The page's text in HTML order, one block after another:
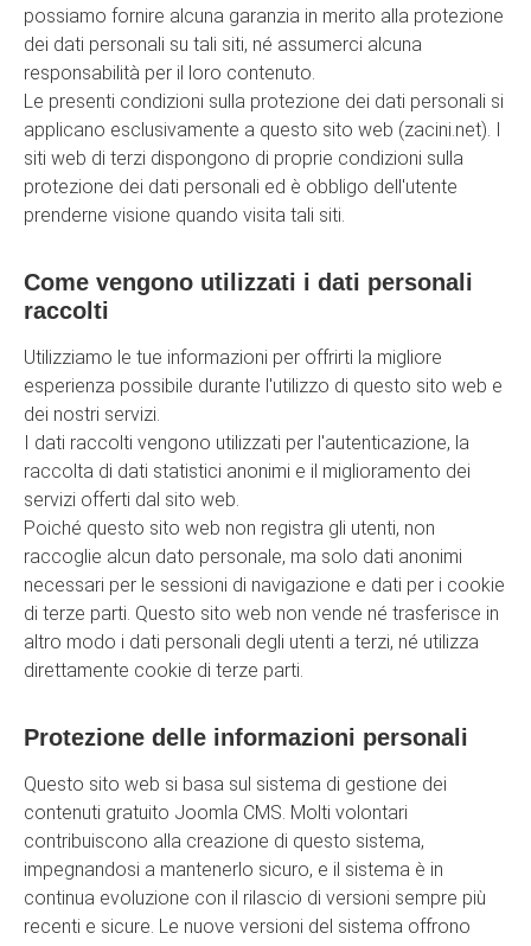
possiamo fornire alcuna garanzia in merito alla protezione
dei dati personali su tali siti, né assumerci alcuna
responsabilità per il loro contenuto.
Le presenti condizioni sulla protezione dei dati personali si
applicano esclusivamente a questo sito web (zacini.net). I
siti web di terzi dispongono di proprie condizioni sulla
protezione dei dati personali ed è obbligo dell'utente
prenderne visione quando visita tali siti.
Come vengono utilizzati i dati personali
raccolti
Utilizziamo le tue informazioni per offrirti la migliore
esperienza possibile durante l'utilizzo di questo sito web e
dei nostri servizi.
I dati raccolti vengono utilizzati per l'autenticazione, la
raccolta di dati statistici anonimi e il miglioramento dei
servizi offerti dal sito web.
Poiché questo sito web non registra gli utenti, non
raccoglie alcun dato personale, ma solo dati anonimi
necessari per le sessioni di navigazione e dati per i cookie
di terze parti. Questo sito web non vende né trasferisce in
altro modo i dati personali degli utenti a terzi, né utilizza
direttamente cookie di terze parti.
Protezione delle informazioni personali
Questo sito web si basa sul sistema di gestione dei
contenuti gratuito Joomla CMS. Molti volontari
contribuiscono alla creazione di questo sistema,
impegnandosi a mantenerlo sicuro, e il sistema è in
continua evoluzione con il rilascio di versioni sempre più
recenti e sicure. Le nuove versioni del sistema offrono